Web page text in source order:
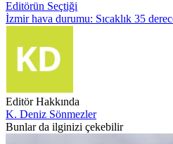
Editörün Seçtiği
İzmir hava durumu: Sıcaklık 35
Editör Hakkında
K. Deniz Sönmezler
Bunlar da ilginizi çekebilir